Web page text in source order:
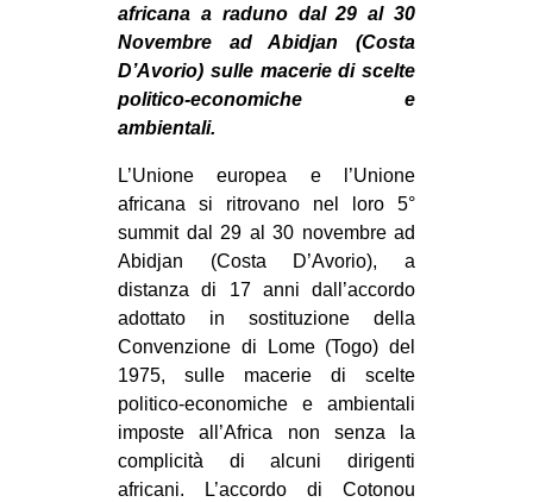
MIGRAZIONI
PRECARIATO
REPRESSIONE
CULTURE
ARTE
CINEMA
MANIFESTI
MUSICA
RECENSIONI
INTERNAZIONALE
AFRICA
africana a raduno dal 29 al 30
Novembre ad Abidjan (Costa
D’Avorio) sulle macerie di scelte
politico-economiche e
ambientali.
L’Unioneeuropea e l’Unione
africana si ritrovano nel loro 5°
summit dal 29 al 30 novembre ad
Abidjan (Costa D’Avorio), a
distanza di 17 anni dall’accordo
adottato in sostituzione della
Convenzione di Lome (Togo) del
1975, sulle macerie di scelte
politico-economiche e ambientali
imposte all’Africa non senza la
complicità di alcuni dirigenti
africani. L’accordo di Cotonou